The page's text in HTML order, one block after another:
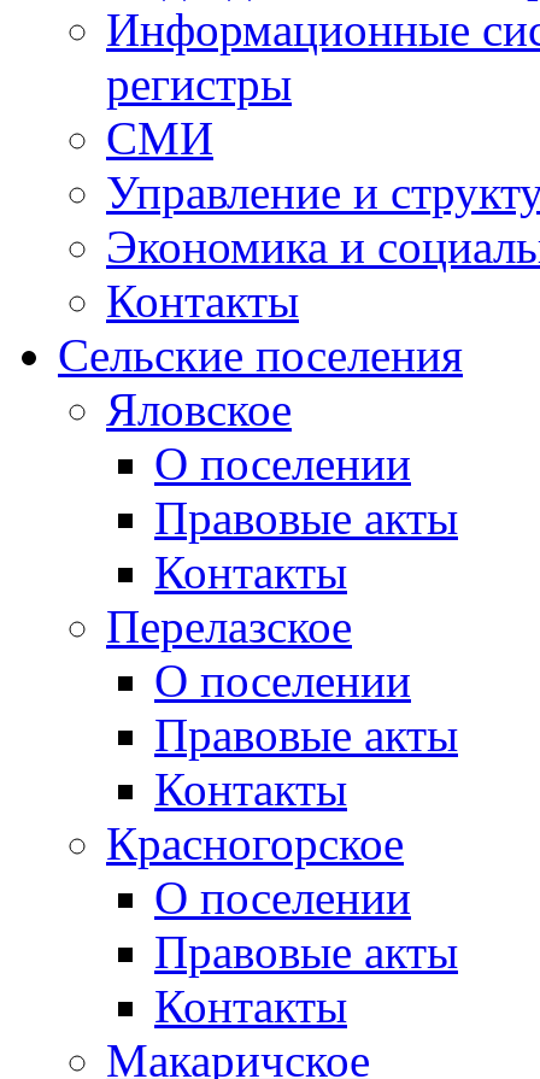
Информационные
регистры
СМИ
Управление и
Экономика и
Контакты
Сельские поселения
Яловское
О поселении
Правовые акты
Контакты
Перелазское
О поселении
Правовые акты
Контакты
Красногорское
О поселении
Правовые акты
Контакты
Макаричское